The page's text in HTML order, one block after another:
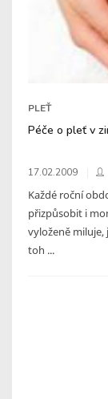
PLEŤ
Péče o pleť v
17.02.2009
Každé roční
přizpůsobit i
vyloženě
toh ...